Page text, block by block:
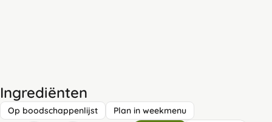
Ingrediënten
Op boodschappenlijst Plan in weekmenu